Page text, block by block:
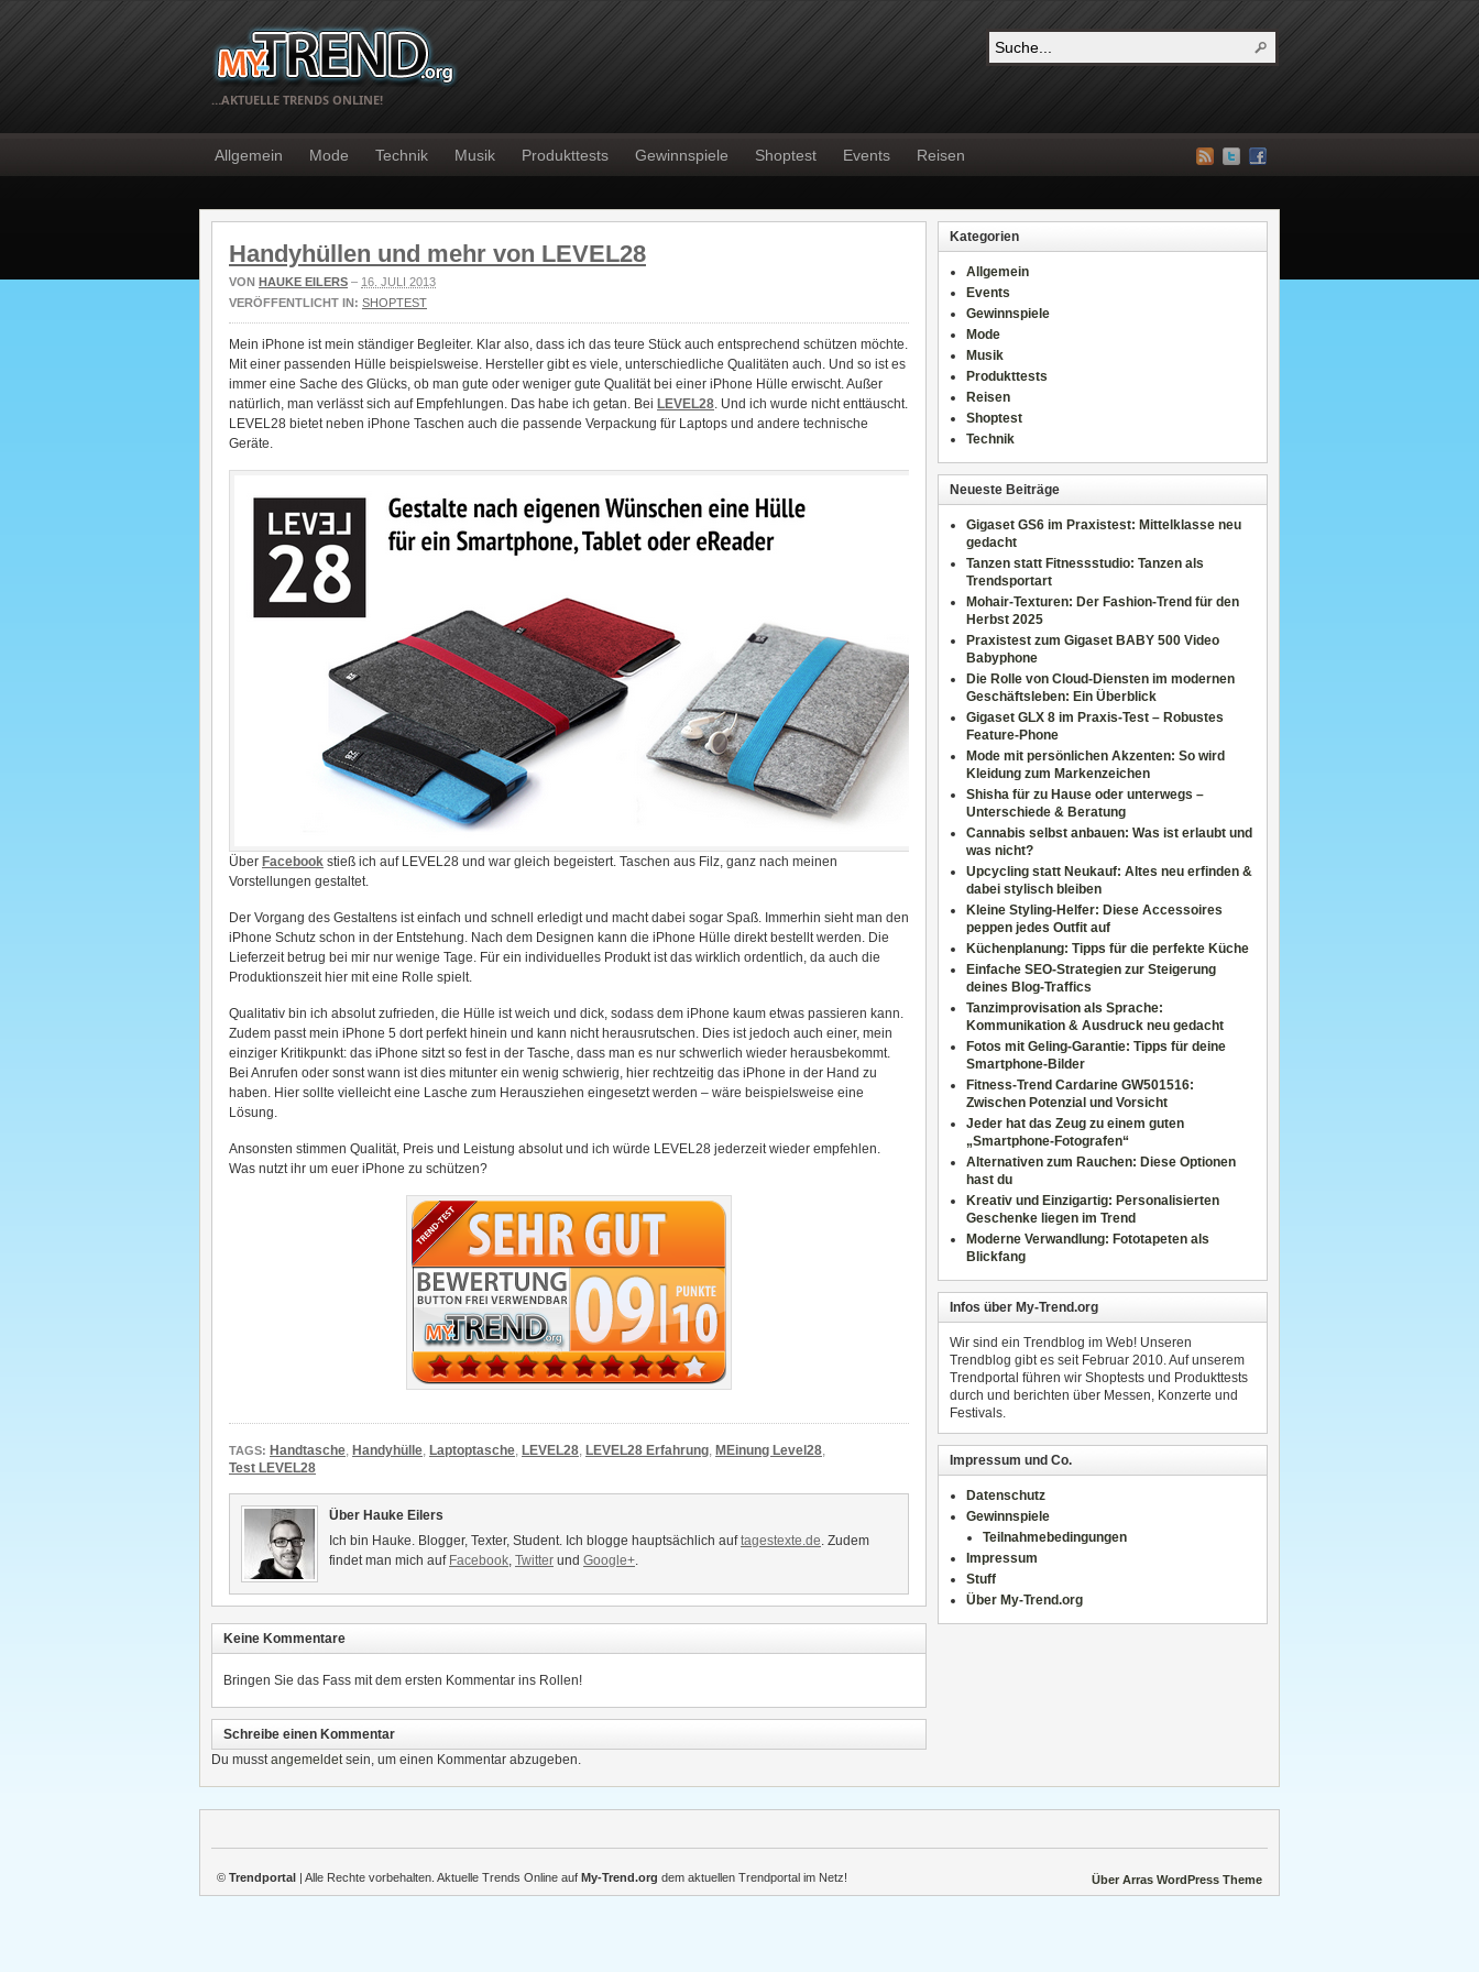
…AKTUELLE TRENDS ONLINE!
Allgemein Mode Technik Musik Produkttests Gewinnspiele Shoptest Events Reisen
Handyhüllen und mehr von LEVEL28
VON HAUKE EILERS – 16. JULI 2013
VERÖFFENTLICHT IN: SHOPTEST
Mein iPhone ist mein ständiger Begleiter. Klar also, dass ich das teure Stück auch entsprechend schützen möchte.
Mit einer passenden Hülle beispielsweise. Hersteller gibt es viele, unterschiedliche Qualitäten auch. Und so ist es
immer eine Sache des Glücks, ob man gute oder weniger gute Qualität bei einer iPhone Hülle erwischt. Außer
natürlich, man verlässt sich auf Empfehlungen. Das habe ich getan. Bei LEVEL28. Und ich wurde nicht enttäuscht.
LEVEL28 bietet neben iPhone Taschen auch die passende Verpackung für Laptops und andere technische
Geräte.
Über Facebook stieß ich auf LEVEL28 und war gleich begeistert. Taschen aus Filz, ganz nach meinen
Vorstellungen gestaltet.
Der Vorgang des Gestaltens ist einfach und schnell erledigt und macht dabei sogar Spaß. Immerhin sieht man den
iPhone Schutz schon in der Entstehung. Nach dem Designen kann die iPhone Hülle direkt bestellt werden. Die
Lieferzeit betrug bei mir nur wenige Tage. Für ein individuelles Produkt ist das wirklich ordentlich, da auch die
Produktionszeit hier mit eine Rolle spielt.
Qualitativ bin ich absolut zufrieden, die Hülle ist weich und dick, sodass dem iPhone kaum etwas passieren kann.
Zudem passt mein iPhone 5 dort perfekt hinein und kann nicht herausrutschen. Dies ist jedoch auch einer, mein
einziger Kritikpunkt: das iPhone sitzt so fest in der Tasche, dass man es nur schwerlich wieder herausbekommt.
Bei Anrufen oder sonst wann ist dies mitunter ein wenig schwierig, hier rechtzeitig das iPhone in der Hand zu
haben. Hier sollte vielleicht eine Lasche zum Herausziehen eingesetzt werden – wäre beispielsweise eine
Lösung.
Ansonsten stimmen Qualität, Preis und Leistung absolut und ich würde LEVEL28 jederzeit wieder empfehlen.
Was nutzt ihr um euer iPhone zu schützen?
TAGS: Handtasche, Handyhülle, Laptoptasche, LEVEL28, LEVEL28 Erfahrung, MEinung Level28,
Test LEVEL28
Über Hauke Eilers
Ich bin Hauke. Blogger, Texter, Student. Ich blogge hauptsächlich auftagestexte.de. Zudem
findet man mich auf Facebook, Twitter und Google+.
Keine Kommentare
Bringen Sie das Fass mit dem ersten Kommentar ins Rollen!
Schreibe einen Kommentar
Du musstangemeldetsein, um einen Kommentar abzugeben.
Kategorien
Allgemein
Events
Gewinnspiele
Mode
Musik
Produkttests
Reisen
Shoptest
Technik
Neueste Beiträge
Gigaset GS6 im Praxistest: Mittelklasse neu
gedacht
Tanzen statt Fitnessstudio: Tanzen als
Trendsportart
Mohair-Texturen: Der Fashion-Trend für den
Herbst 2025
Praxistest zum Gigaset BABY 500 Video
Babyphone
Die Rolle von Cloud-Diensten im modernen
Geschäftsleben: Ein Überblick
Gigaset GLX 8 im Praxis-Test – Robustes
Feature-Phone
Mode mit persönlichen Akzenten: So wird
Kleidung zum Markenzeichen
Shisha für zu Hause oder unterwegs –
Unterschiede & Beratung
Cannabis selbst anbauen: Was ist erlaubt und
was nicht?
Upcycling statt Neukauf: Altes neu erfinden &
dabei stylisch bleiben
Kleine Styling-Helfer: Diese Accessoires
peppen jedes Outfit auf
Küchenplanung: Tipps für die perfekte Küche
Einfache SEO-Strategien zur Steigerung
deines Blog-Traffics
Tanzimprovisation als Sprache:
Kommunikation & Ausdruck neu gedacht
Fotos mit Geling-Garantie: Tipps für deine
Smartphone-Bilder
Fitness-Trend Cardarine GW501516:
Zwischen Potenzial und Vorsicht
Jeder hat das Zeug zu einem guten
„Smartphone-Fotografen“
Alternativen zum Rauchen: Diese Optionen
hast du
Kreativ und Einzigartig: Personalisierten
Geschenke liegen im Trend
Moderne Verwandlung: Fototapeten als
Blickfang
Infos über My-Trend.org
Wir sind ein Trendblog im Web! Unseren
Trendblog gibt es seit Februar 2010. Auf unserem
Trendportal führen wir Shoptests und Produkttests
durch und berichten über Messen, Konzerte und
Festivals.
Impressum und Co.
Datenschutz
Gewinnspiele
Teilnahmebedingungen
Impressum
Stuff
Über My-Trend.org
Über Arras WordPress Theme
© Trendportal | Alle Rechte vorbehalten. Aktuelle Trends Online auf My-Trend.org dem aktuellen Trendportal im Netz!